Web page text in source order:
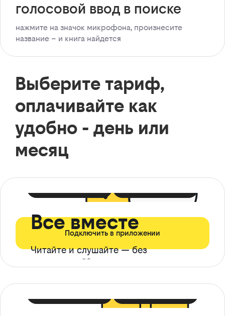
голосовой ввод в поиске
нажмите на значок микрофона, произнесите
название – и книга найдется
Выберите тариф,
оплачивайте как
удобно - день или
месяц
Все вместе
Читайте и слушайте — без
ограничений*
Подключить в приложении